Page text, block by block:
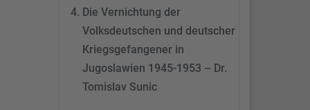
Mehr
Informationen
Akzeptieren
powered by
Usercentrics Consent
Die Vernichtung der
Volksdeutschen und deutscher
Kriegsgefangener in
Jugoslawien 1945-1953 – Dr.
Tomislav Sunic